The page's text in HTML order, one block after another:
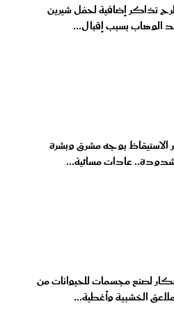
تذاكر إضافية لحفل شيرين
الوهاب بسبب إقبال...
الاستيقاظ بوجه مشرق وبشرة
عادات مسائية...
لصنع مجسمات للحيوانات من
الخشبية وأغطية...